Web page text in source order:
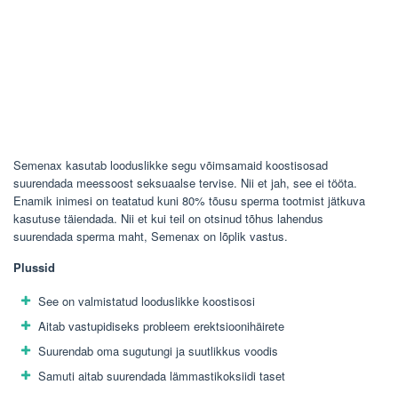
Semenax kasutab looduslikke segu võimsamaid koostisosad
suurendada meessoost seksuaalse tervise. Nii et jah, see ei tööta.
Enamik inimesi on teatatud kuni 80% tõusu sperma tootmist jätkuva
kasutuse täiendada. Nii et kui teil on otsinud tõhus lahendus
suurendada sperma maht, Semenax on lõplik vastus.
Plussid
See on valmistatud looduslikke koostisosi
Aitab vastupidiseks probleem erektsioonihäirete
Suurendab oma sugutungi ja suutlikkus voodis
Samuti aitab suurendada lämmastikoksiidi taset